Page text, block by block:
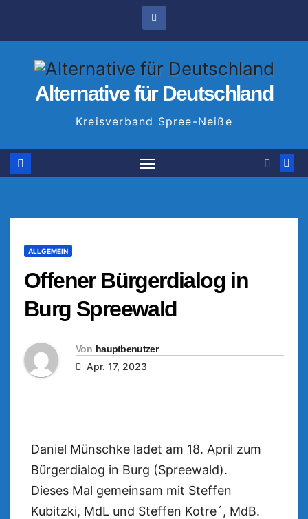
Alternative für Deutschland
Kreisverband Spree-Neiße
ALLGEMEIN
Offener Bürgerdialog in
Burg Spreewald
Von hauptbenutzer
Apr. 17, 2023
Daniel Münschke ladet am 18. April zum
Bürgerdialog in Burg (Spreewald).
Dieses Mal gemeinsam mit Steffen
Kubitzki, MdL und Steffen Kotre´, MdB.